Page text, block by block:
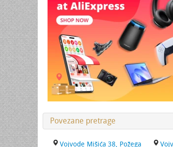
Povezane pretrage
Vojvode Mišića 38, Požega